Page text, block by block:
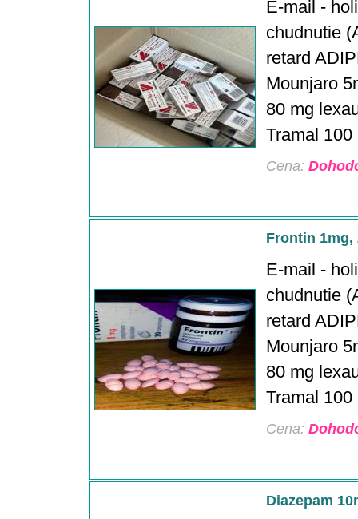
E-mail -
chudnutie
retard
Mounjaro
80 mg
Tramal
Cena:
Frontin 1mg,
E-mail -
chudnutie
retard
Mounjaro
80 mg
Tramal
Cena:
Diazepam